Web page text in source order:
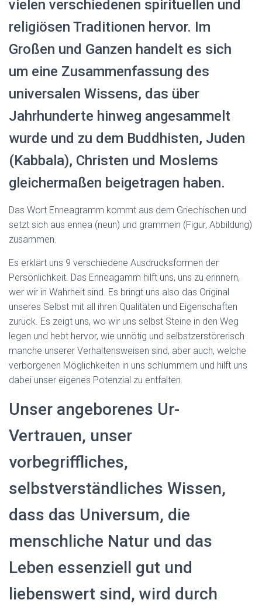
vielen verschiedenen spirituellen und
religiösen Traditionen hervor. Im
Großen und Ganzen handelt es sich
um eine Zusammenfassung des
universalen Wissens, das über
Jahrhunderte hinweg angesammelt
wurde und zu dem Buddhisten, Juden
(Kabbala), Christen und Moslems
gleichermaßen beigetragen haben.
Das Wort Enneagramm kommt aus dem Griechischen und
setzt sich aus ennea (neun) und grammein (Figur, Abbildung)
zusammen.
Es erklärt uns 9 verschiedene Ausdrucksformen der
Persönlichkeit. Das Enneagamm hilft uns, uns zu erinnern,
wer wir in Wahrheit sind. Es bringt uns also das Original
unseres Selbst mit all ihren Qualitäten und Eigenschaften
zurück. Es zeigt uns, wo wir uns selbst Steine in den Weg
legen und hebt hervor, wie unnötig und selbstzerstörerisch
manche unserer Verhaltensweisen sind, aber auch, welche
verborgenen Möglichkeiten in uns schlummern und hilft uns
dabei unser eigenes Potenzial zu entfalten.
Unser angeborenes Ur-
Vertrauen, unser
vorbegriffliches,
selbstverständliches Wissen,
dass das Universum, die
menschliche Natur und das
Leben essenziell gut und
liebenswert sind, wird durch